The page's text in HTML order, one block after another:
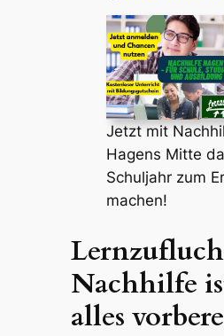
Jetzt mit
Hagens Mitte
Schuljahr zum
machen!
Nachhilfe
alles